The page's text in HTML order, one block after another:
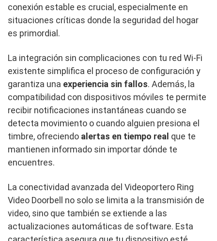
conexión estable es crucial, especialmente en
situaciones críticas donde la seguridad del hogar
es primordial.
La integración sin complicaciones con tu red Wi-Fi
existente simplifica el proceso de configuración y
garantiza una experiencia sin fallos. Además, la
compatibilidad con dispositivos móviles te permite
recibir notificaciones instantáneas cuando se
detecta movimiento o cuando alguien presiona el
timbre, ofreciendo alertas en tiempo real que te
mantienen informado sin importar dónde te
encuentres.
La conectividad avanzada del Videoportero Ring
Video Doorbell no solo se limita a la transmisión de
video, sino que también se extiende a las
actualizaciones automáticas de software. Esta